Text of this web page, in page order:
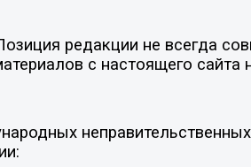
редакции не всегда
с настоящего